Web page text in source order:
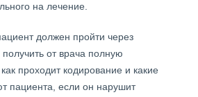
на лечение.
должен пройти через
получить от врача полную
проходит кодирование и какие
пациента, если он нарушит